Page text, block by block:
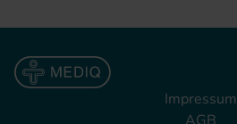
Impressum